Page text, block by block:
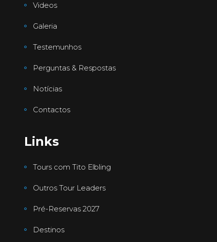
Videos
Galeria
Testemunhos
Perguntas & Respostas
Notícias
Contactos
Links
Tours com Tito Elbling
Outros Tour Leaders
Pré-Reservas 2027
Destinos